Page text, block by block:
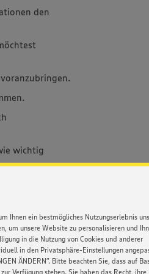
Ihnen ein bestmögliches Nutzungserlebnis
um unsere Website zu personalisieren und
in die Nutzung von Cookies und anderer
in den Privatsphäre-Einstellungen
ÄNDERN”. Bitte beachten Sie, dass auf
Verfügung stehen. Sie haben das Recht, ihre
den
wichtig
Sie dauert in
und